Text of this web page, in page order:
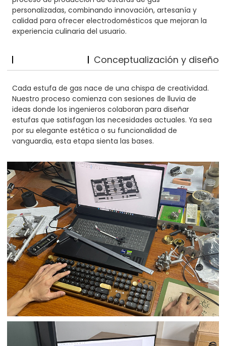
personalizadas, combinando innovación, artesanía y
calidad para ofrecer electrodomésticos que mejoran la
experiencia culinaria del usuario.
Conceptualización y diseño
Cada estufa de gas nace de una chispa de creatividad.
Nuestro proceso comienza con sesiones de lluvia de
ideas donde los ingenieros colaboran para diseñar
estufas que satisfagan las necesidades actuales. Ya sea
por su elegante estética o su funcionalidad de
vanguardia, esta etapa sienta las bases.